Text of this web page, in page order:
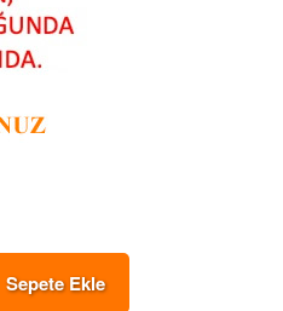
Sepete Ekle